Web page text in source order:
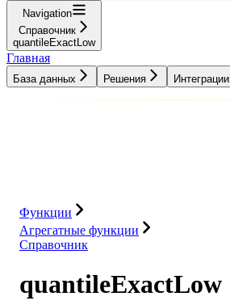
Navigation
Справочник
quantileExactLow
Главная
База данных Решения Интеграции
Функции
Агрегатные функции
Справочник
quantileExactLow